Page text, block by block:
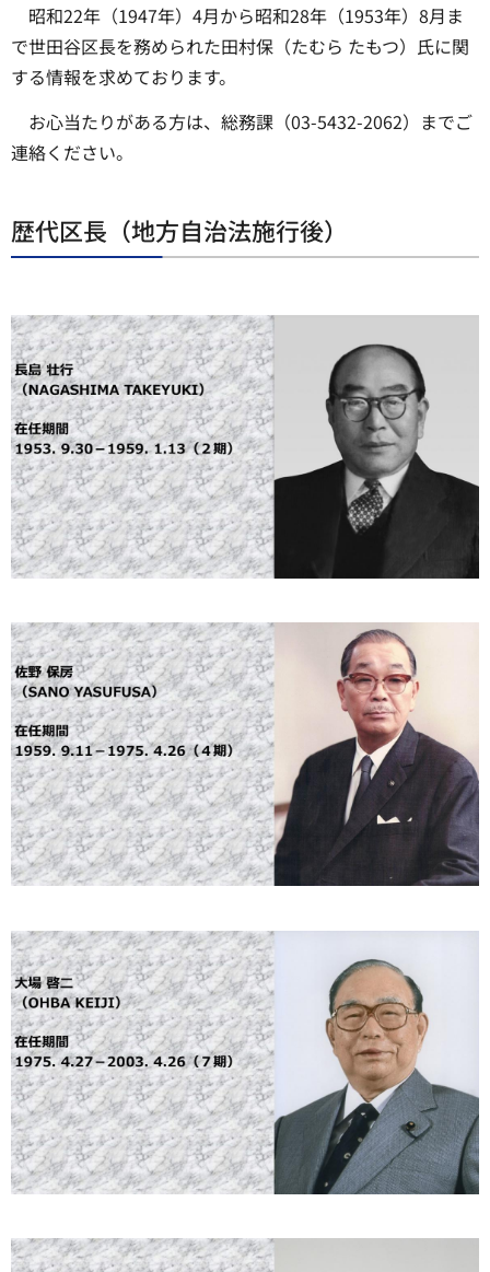
昭和22年（1947年）4月から昭和28年（1953年）8月ま
で世田谷区長を務められた田村保（たむら たもつ）氏に関
する情報を求めております。
お心当たりがある方は、総務課（03-5432-2062）までご
連絡ください。
歴代区長（地方自治法施行後）